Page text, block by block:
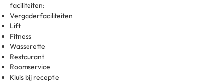
faciliteiten:
Vergaderfaciliteiten
Lift
Fitness
Wasserette
Restaurant
Roomservice
Kluis bij receptie